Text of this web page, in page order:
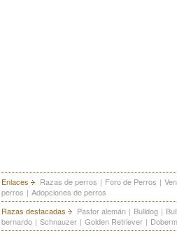
Enlaces Razas de perros | Foro de Perros |
perros | Adopciones de perros
Razas destacadas
Pastor alemán | Bulldog |
bernardo | Schnauzer | Golden Retriever |